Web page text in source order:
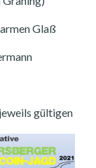
Glaß
gültigen